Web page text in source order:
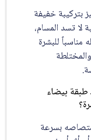
خفيفة
المسام،
للبشرة
بسرعة